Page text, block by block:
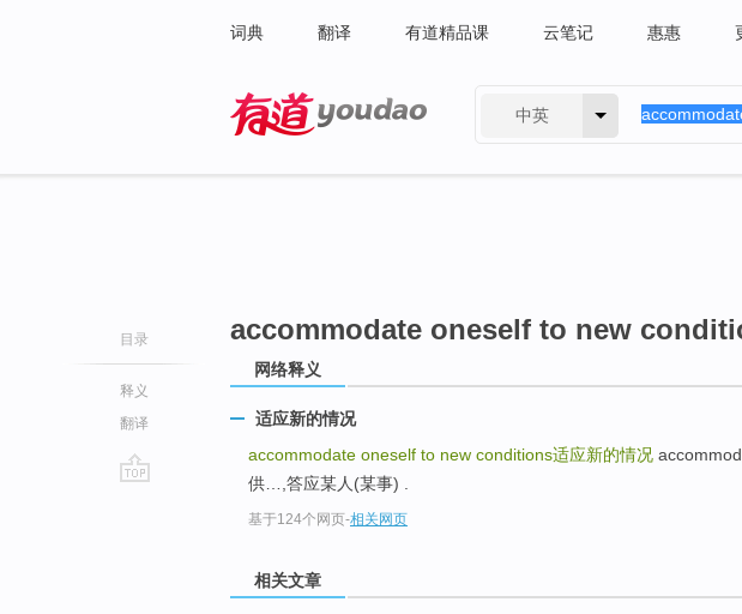
词典 翻译 有道精品课 云笔记 惠惠
中英
目录
释义
翻译
accommodate oneself to new
网络释义
适应新的情况
accommodate oneself to new conditions适应新的情况
供…,答应某人(某事) .
基于124个网页-相关网页
相关文章